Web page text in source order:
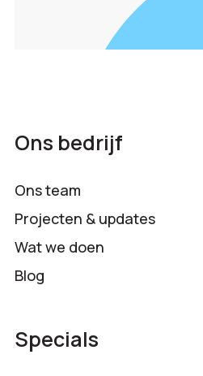
Ons bedrijf
Ons team
Projecten & updates
Wat we doen
Blog
Specials